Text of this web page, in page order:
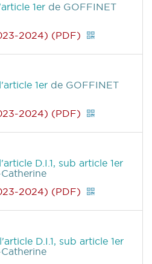
1er de GOFFINET
2024) (PDF)
1er de GOFFINET
2024) (PDF)
D.I.1, sub article 1er
2024) (PDF)
D.I.1, sub article 1er